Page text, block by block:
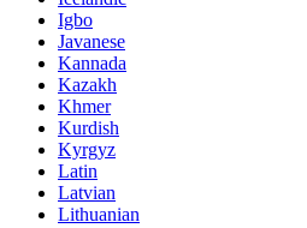
Igbo
Javanese
Kannada
Kazakh
Khmer
Kurdish
Kyrgyz
Latin
Latvian
Lithuanian